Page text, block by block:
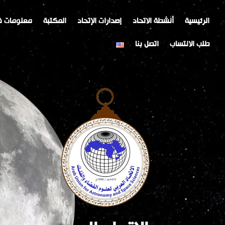
تخطي
إلى
المحتوى
الرئيسية أنشطة الاتحاد إصدارات الإتحاد المكتبة معلومات
طلب الانتساب
اتصل بنا